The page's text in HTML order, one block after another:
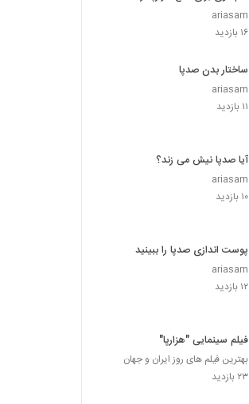
ariasam
۱۶ بازدید
ساختار بدن صدپا
ariasam
۱۱ بازدید
آیا صدپا نیش می زند؟
ariasam
۱۰ بازدید
پوست اندازی صدپا را ببینید
ariasam
۱۲ بازدید
فیلم سینمایی "هزارپا"
بهترین فیلم های روز ایران و جهان
۲۳ بازدید